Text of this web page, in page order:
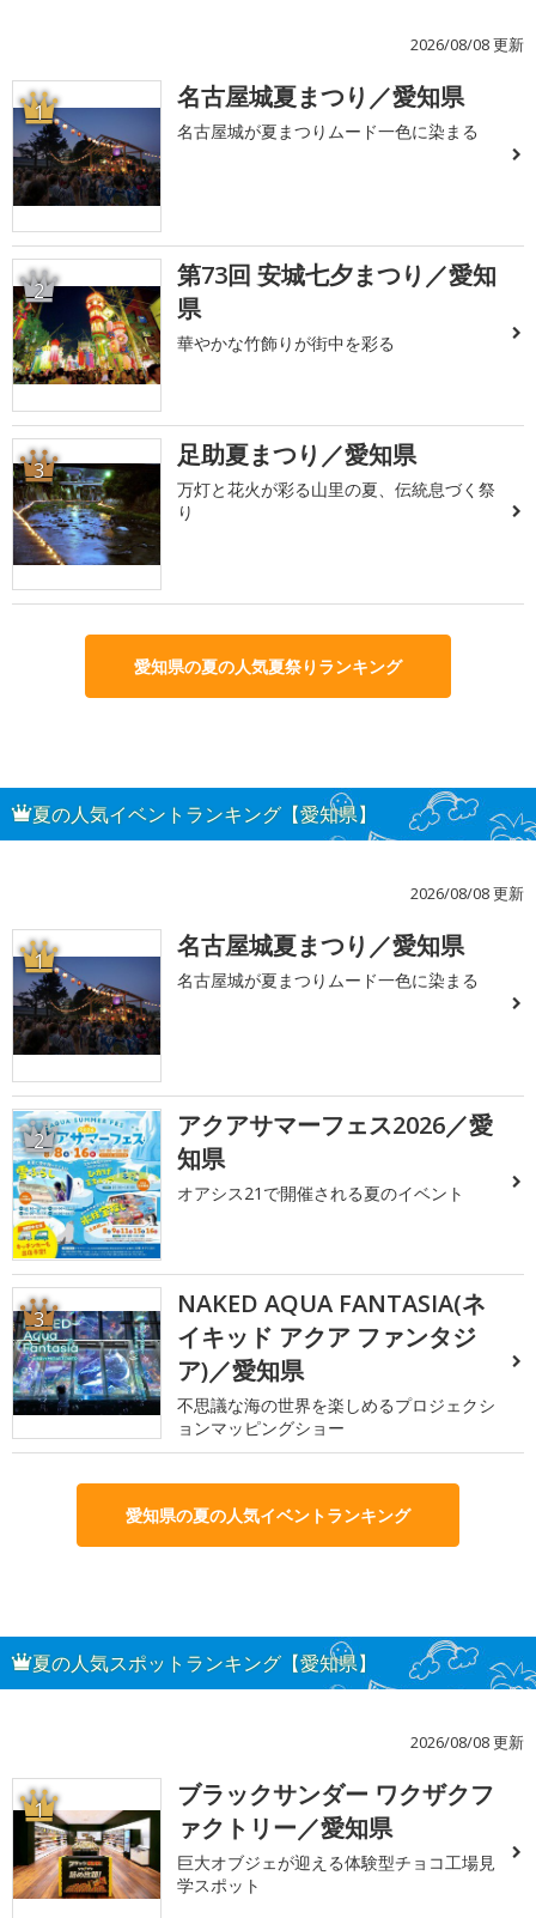
2026/08/08 更新
1 名古屋城夏まつり／愛知県
名古屋城が夏まつりムード一色に染まる
2
第73回 安城七夕まつり／愛知
県
華やかな竹飾りが街中を彩る
3 足助夏まつり／愛知県
万灯と花火が彩る山里の夏、伝統息づく祭
り
愛知県の夏の人気夏祭りランキング
夏の人気イベントランキング【愛知県】
2026/08/08 更新
1 名古屋城夏まつり／愛知県
名古屋城が夏まつりムード一色に染まる
2
アクアサマーフェス2026／愛
知県
オアシス21で開催される夏のイベント
3
NAKED AQUA FANTASIA(ネ
イキッド アクア ファンタジ
ア)／愛知県
不思議な海の世界を楽しめるプロジェクシ
ョンマッピングショー
愛知県の夏の人気イベントランキング
夏の人気スポットランキング【愛知県】
2026/08/08 更新
1
ブラックサンダー ワクザクフ
ァクトリー／愛知県
巨大オブジェが迎える体験型チョコ工場見
学スポット